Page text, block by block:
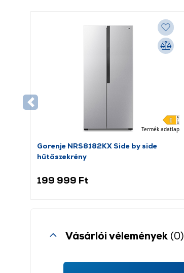
Termék adatlap
Gorenje NRS8182KX Side by side
hűtőszekrény
199 999 Ft
Vásárlói vélemények (0)